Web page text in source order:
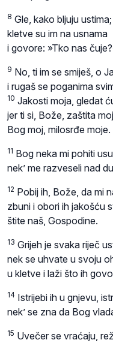
8 Gle, kako bljuju ustima;
kletve su im na usnama
i govore: »Tko nas
9 No, ti im se smiješ, o
i rugaš se poganima
10 Jakosti moja, gledat
jer ti si, Bože, zaštita
Bog moj, milosrđe moje.
11 Bog neka mi pohiti
nek’ me razveseli nad
12 Pobij ih, Bože, da mi
zbuni i obori ih jakošću
štite naš, Gospodine.
13 Grijeh je svaka riječ
nek se uhvate u svoju
u kletve i laži što ih
14 Istrijebi ih u gnjevu,
nek’ se zna da Bog
15 Uvečer se vraćaju,